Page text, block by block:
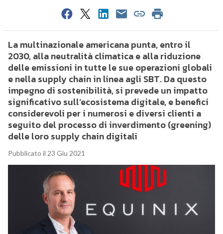
La multinazionale americana punta, entro il
2030, alla neutralità climatica e alla riduzione
delle emissioni in tutte le sue operazioni globali
e nella supply chain in linea agli SBT. Da questo
impegno di sostenibilità, si prevede un impatto
significativo sull’ecosistema digitale, e benefici
considerevoli per i numerosi e diversi clienti a
seguito del processo di inverdimento (greening)
delle loro supply chain digitali
Pubblicato il 23 Giu 2021